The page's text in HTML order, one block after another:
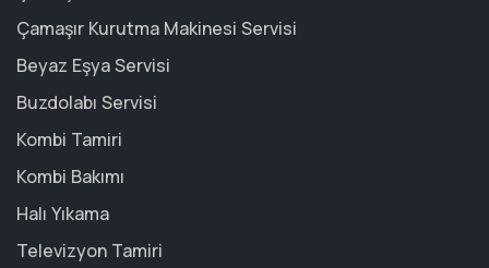
Çamaşır Kurutma Makinesi Servisi
Beyaz Eşya Servisi
Buzdolabı Servisi
Kombi Tamiri
Kombi Bakımı
Halı Yıkama
Televizyon Tamiri